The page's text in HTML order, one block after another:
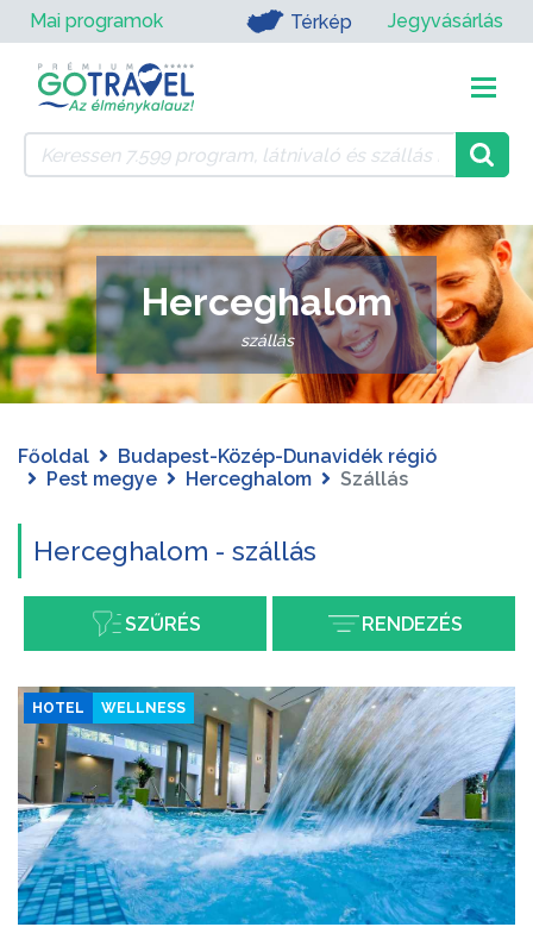
Mai programok Térkép Jegyvásárlás
Herceghalom
szállás
Főoldal
Budapest-Közép-Dunavidék régió
Pest megye
Herceghalom Szállás
Herceghalom - szállás
SZŰRÉS RENDEZÉS
HOTEL WELLNESS